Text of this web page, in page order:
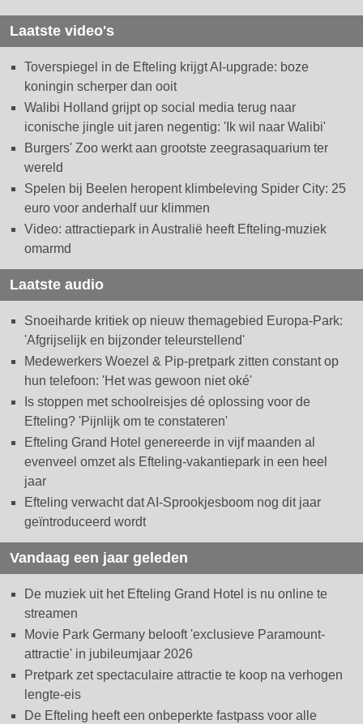
Laatste video's
Toverspiegel in de Efteling krijgt AI-upgrade: boze
koningin scherper dan ooit
Walibi Holland grijpt op social media terug naar
iconische jingle uit jaren negentig: 'Ik wil naar Walibi'
Burgers' Zoo werkt aan grootste zeegrasaquarium ter
wereld
Spelen bij Beelen heropent klimbeleving Spider City: 25
euro voor anderhalf uur klimmen
Video: attractiepark in Australië heeft Efteling-muziek
omarmd
Laatste audio
Snoeiharde kritiek op nieuw themagebied Europa-Park:
'Afgrijselijk en bijzonder teleurstellend'
Medewerkers Woezel & Pip-pretpark zitten constant op
hun telefoon: 'Het was gewoon niet oké'
Is stoppen met schoolreisjes dé oplossing voor de
Efteling? 'Pijnlijk om te constateren'
Efteling Grand Hotel genereerde in vijf maanden al
evenveel omzet als Efteling-vakantiepark in een heel
jaar
Efteling verwacht dat AI-Sprookjesboom nog dit jaar
geïntroduceerd wordt
Vandaag een jaar geleden
De muziek uit het Efteling Grand Hotel is nu online te
streamen
Movie Park Germany belooft 'exclusieve Paramount-
attractie' in jubileumjaar 2026
Pretpark zet spectaculaire attractie te koop na verhogen
lengte-eis
De Efteling heeft een onbeperkte fastpass voor alle